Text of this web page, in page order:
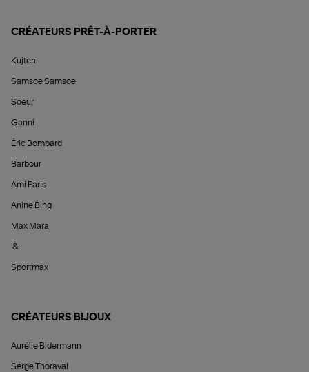
CRÉATEURS PRÊT-À-PORTER
Kujten
Samsoe Samsoe
Soeur
Ganni
Éric Bompard
Barbour
Ami Paris
Anine Bing
Max Mara
&
Sportmax
CRÉATEURS BIJOUX
Aurélie Bidermann
Serge Thoraval